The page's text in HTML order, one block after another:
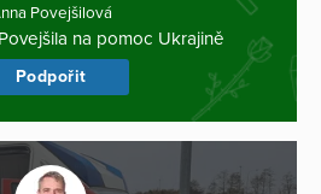
Povejšilová
na pomoc Ukrajině
Podpořit